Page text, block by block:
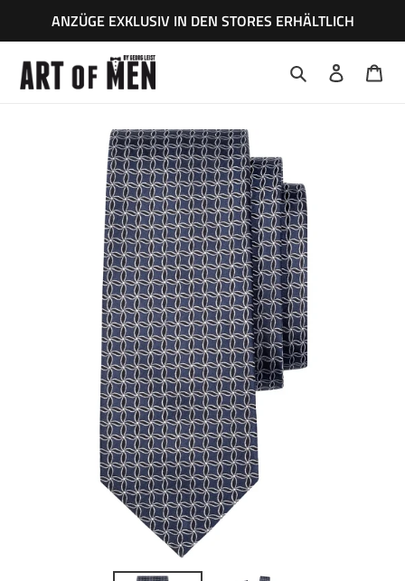
Inhalt
ANZÜGE EXKLUSIV IN DEN STORES ERHÄLTLICH
Suchen Einloggen